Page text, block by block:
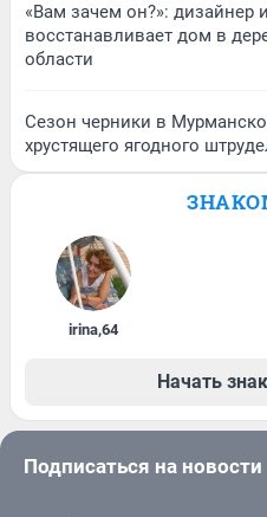
«Вам зачем он?»: дизайнер
восстанавливает дом в
области
Сезон черники в
хрустящего ягодного
irina,64
Начать
Подписаться на новости